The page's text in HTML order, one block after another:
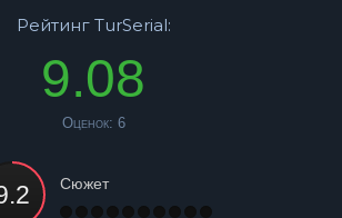
Рейтинг TurSerial:
9.08
Оценок: 6
Сюжет